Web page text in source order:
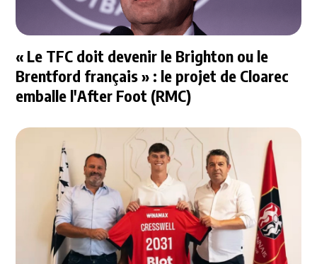
« Le TFC doit devenir le Brighton ou le
Brentford français » : le projet de Cloarec
emballe l'After Foot (RMC)